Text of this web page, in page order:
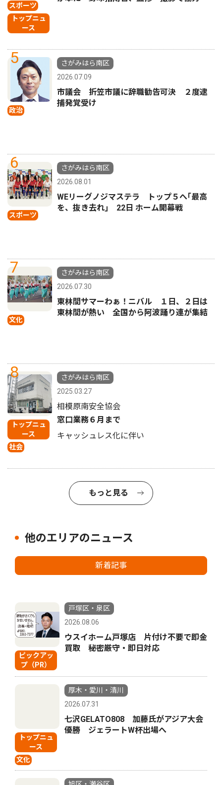
スポーツ
トップニュ
ース
5
政治
さがみはら南区
2026.07.09
市議会 折笠市議に辞職勧告可決 ２度逮
捕発覚受け
6
スポーツ
さがみはら南区
2026.08.01
WEリーグノジマステラ トップ５へ｢最高
を、抜き去れ｣ 22日 ホーム開幕戦
7
文化
さがみはら南区
2026.07.30
東林間サマーわぁ！ニバル １日、２日は
東林間が熱い 全国から阿波踊り連が集結
8
トップニュ
ース
社会
さがみはら南区
2025.03.27
相模原南安全協会
窓口業務６月まで
キャッシュレス化に伴い
もっと見る
他のエリアのニュース
新着記事
ピックアッ
プ（PR）
戸塚区・泉区
2026.08.06
ウスイホーム戸塚店 片付け不要で即金
買取 秘密厳守・即日対応
トップニュ
ース
文化
厚木・愛川・清川
2026.07.31
七沢GELATO808 加藤氏がアジア大会
優勝 ジェラートW杯出場へ